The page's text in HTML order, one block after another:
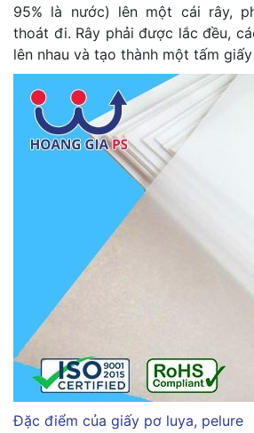
95% là nước) lên một cái rây,
thoát đi. Rây phải được lắc đều,
lên nhau và tạo thành một tấm giấy
Đặc điểm của giấy pơ luya, pelure